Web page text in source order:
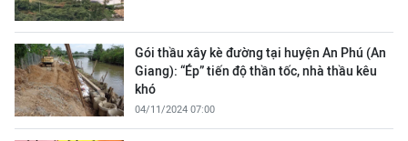
Gói thầu xây kè đường tại huyện An Phú (An
Giang): “Ép” tiến độ thần tốc, nhà thầu kêu
khó
04/11/2024 07:00